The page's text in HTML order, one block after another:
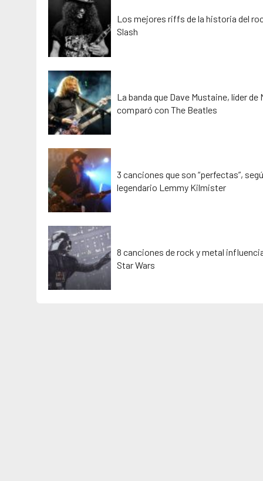
Los mejores riffs de la historia del
Slash
La banda que Dave Mustaine, líder de
comparó con The Beatles
3 canciones que son “perfectas”,
legendario Lemmy Kilmister
8 canciones de rock y metal
Star Wars